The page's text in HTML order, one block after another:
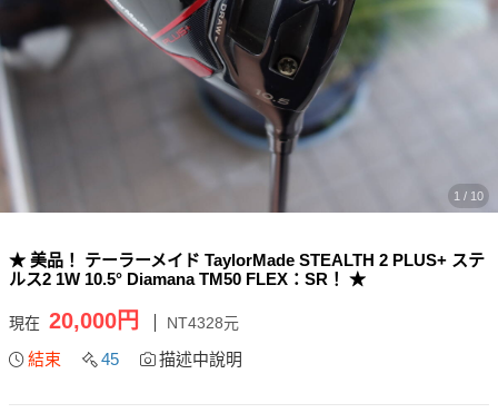
1 / 10
★ 美品！ テーラーメイド TaylorMade STEALTH 2 PLUS+ ステ
ルス2 1W 10.5° Diamana TM50 FLEX：SR！ ★
現在 20,000円 NT4328元
結束 45 描述中說明